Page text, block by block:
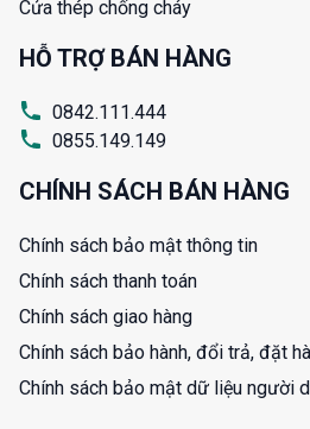
Cửa thép chống cháy
HỖ TRỢ BÁN HÀNG
0842.111.444
0855.149.149
CHÍNH SÁCH BÁN HÀNG
Chính sách bảo mật thông tin
Chính sách thanh toán
Chính sách giao hàng
Chính sách bảo hành, đổi trả, đặt
Chính sách bảo mật dữ liệu người